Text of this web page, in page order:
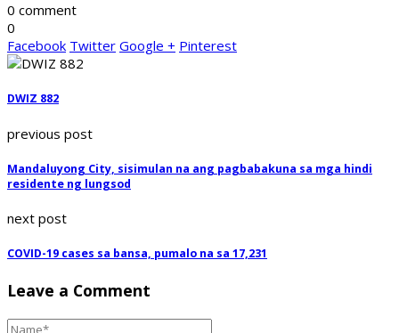
0 comment
0
Facebook Twitter Google + Pinterest
DWIZ 882
previous post
Mandaluyong City, sisimulan na ang pagbabakuna sa mga hindi
residente ng lungsod
next post
COVID-19 cases sa bansa, pumalo na sa 17,231
Leave a Comment